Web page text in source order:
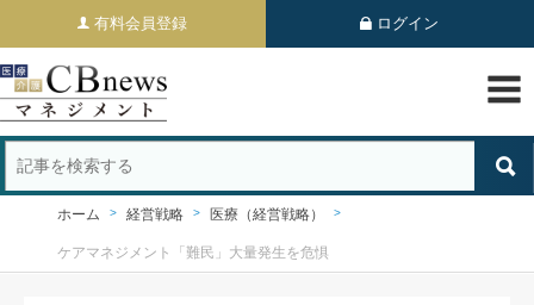
有料会員登録 ログイン
ホーム 経営戦略 医療（経営戦略）
ケアマネジメント「難民」大量発生を危惧